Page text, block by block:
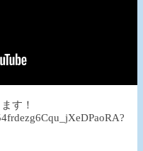
す！